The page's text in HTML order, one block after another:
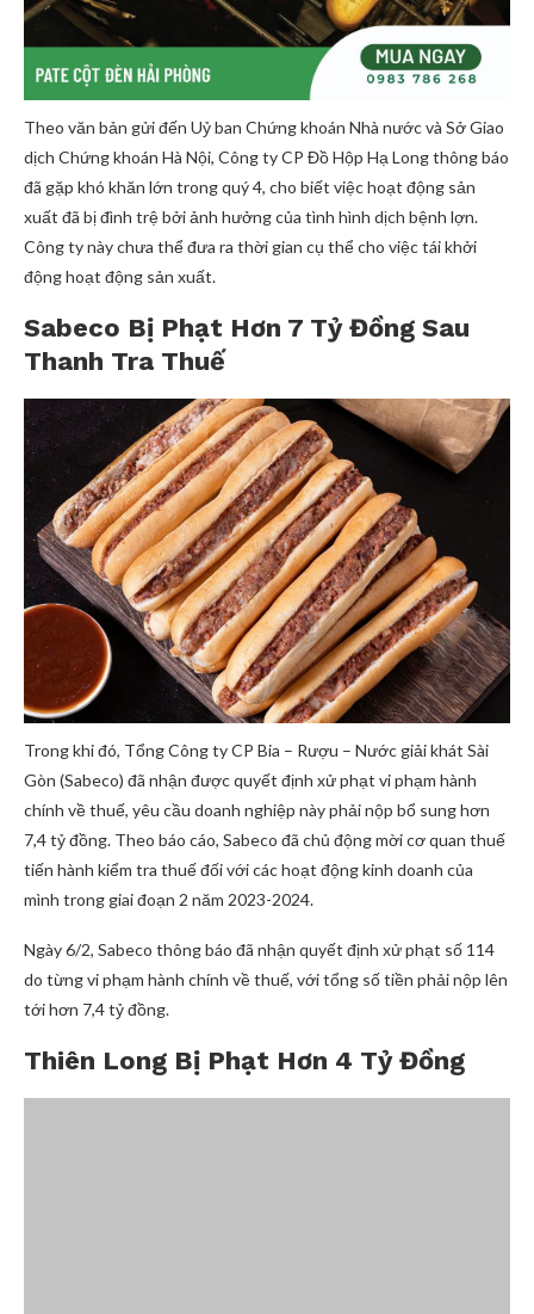
Theo văn bản gửi đến Uỷ ban Chứng khoán Nhà nước và Sở Giao
dịch Chứng khoán Hà Nội, Công ty CP Đồ Hộp Hạ Long thông báo
đã gặp khó khăn lớn trong quý 4, cho biết việc hoạt động sản
xuất đã bị đình trệ bởi ảnh hưởng của tình hình dịch bệnh lợn.
Công ty này chưa thể đưa ra thời gian cụ thể cho việc tái khởi
động hoạt động sản xuất.
Sabeco Bị Phạt Hơn 7 Tỷ Đồng Sau
Thanh Tra Thuế
Trong khi đó, Tổng Công ty CP Bia – Rượu – Nước giải khát Sài
Gòn (Sabeco) đã nhận được quyết định xử phạt vi phạm hành
chính về thuế, yêu cầu doanh nghiệp này phải nộp bổ sung hơn
7,4 tỷ đồng. Theo báo cáo, Sabeco đã chủ động mời cơ quan thuế
tiến hành kiểm tra thuế đối với các hoạt động kinh doanh của
mình trong giai đoạn 2 năm 2023-2024.
Ngày 6/2, Sabeco thông báo đã nhận quyết định xử phạt số 114
do từng vi phạm hành chính về thuế, với tổng số tiền phải nộp lên
tới hơn 7,4 tỷ đồng.
Thiên Long Bị Phạt Hơn 4 Tỷ Đồng